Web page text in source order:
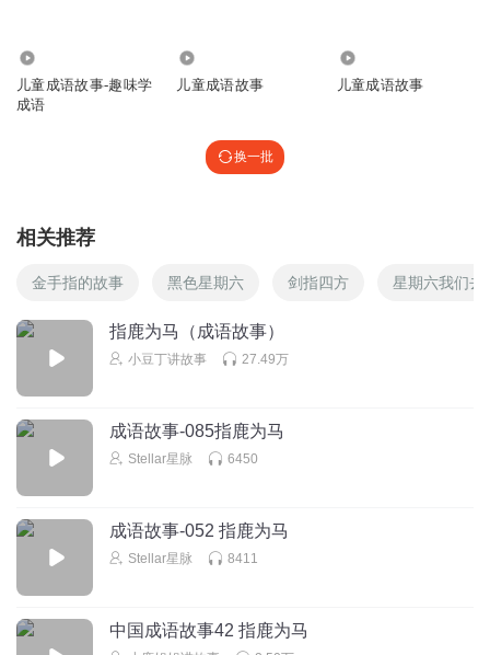
儿童成语故事-趣味学
成语
儿童成语故事 儿童成语故事
换一批
相关推荐
金手指的故事 黑色星期六 剑指四方 星期六我们去
指鹿为马（成语故事）
小豆丁讲故事 27.49万
成语故事-085指鹿为马
Stellar星脉 6450
成语故事-052 指鹿为马
Stellar星脉 8411
中国成语故事42 指鹿为马